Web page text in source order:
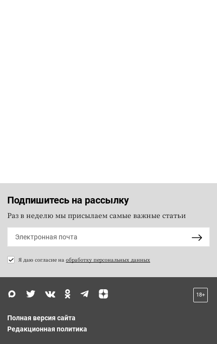
Подпишитесь на рассылку
Раз в неделю мы присылаем самые важные статьи
Я даю согласие на обработку персональных данных
18+
Полная версия сайта
Редакционная политика